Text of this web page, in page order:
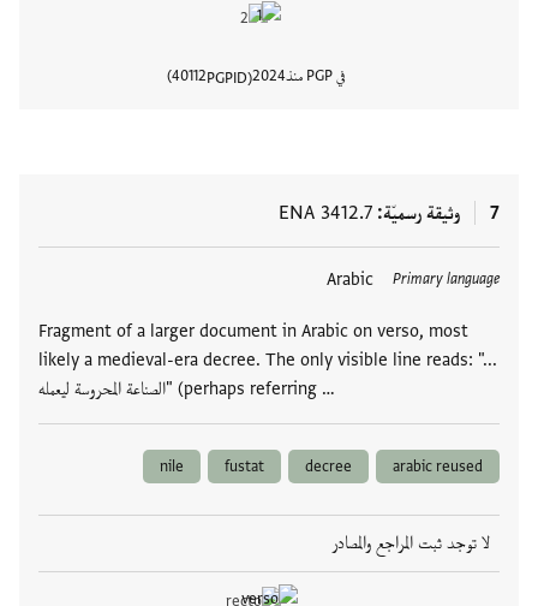
في PGP منذ 2024
PGPID
40112
7 وثيقة رسميّة ENA 3412.7
Primary language
Arabic
Fragment of a larger document in Arabic on verso, most
likely a medieval-era decree. The only visible line reads: "...
الصناعة المحروسة ليعمله" (perhaps referring …
العلامات
arabic reused
decree
fustat
nile
لا توجد ثبت المراجع والمصادر